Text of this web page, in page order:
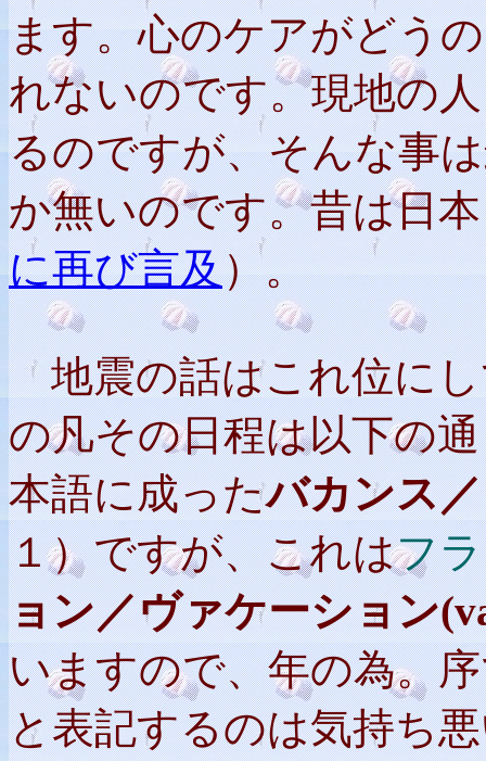
ます。心のケアがどう
れないのです。現地の
るのですが、そんな事
か無いのです。昔は日
に再び言及）。
地震の話はこれ位に
の凡その日程は以下の
本語に成ったバカンス
１）ですが、これはフ
ョン／ヴァケーション
いますので、年の為。
と表記するのは気持ち